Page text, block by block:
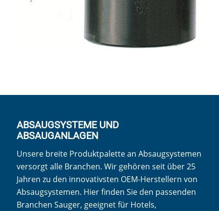
ABSAUGSYSTEME UND
ABSAUGANLAGEN
Unsere breite Produktpalette an Absaugsystemen
versorgt alle Branchen. Wir gehören seit über 25
Jahren zu den innovativsten OEM-Herstellern von
Absaugsystemen. Hier finden Sie den passenden
Branchen Sauger, geeignet für Hotels,